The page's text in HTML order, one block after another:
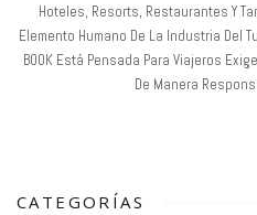
Hoteles, Resorts, Restaurantes Y
Elemento Humano De La Industria Del
BOOK Está Pensada Para Viajeros
De Manera
CATEGORÍAS